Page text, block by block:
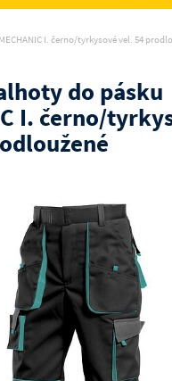
I. černo/tyrkysové vel. 54
do pásku
I. černo/